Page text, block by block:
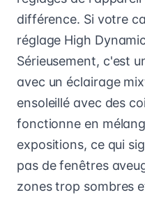
différence. Si votre
réglage High
Sérieusement, c'est
avec un éclairage
ensoleillé avec des
fonctionne en
expositions, ce qui
pas de fenêtres
zones trop sombres